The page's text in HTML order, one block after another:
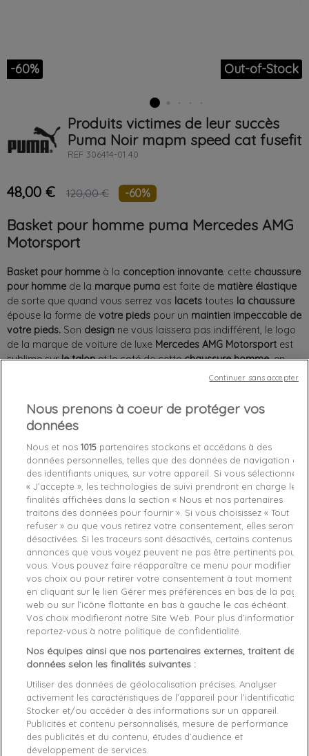
-60% Out-of-Stock
Produits victimes de leur succès
Puma Noir mapm speed cat fusefit
REF 306414-01 40
48,00 € 120,00 € -60%
Basket pour homme puma Mercedes AMG
Motorsport
Basket pour homme à la conception innovante. cette chaussure
pour homme de la marque puma est faite de matière élastique
de sorte que quand vous serrez vos lacets toutes la chaussure
épouse la forme de votre pieds pour un maintien impeccable de
votre pieds. Son design ne vous laissera pas indifférent, le logo
de la marque de voiture de luxe Mercedes AMG Motorsport est
sublime surle talonet le coté de cettechaussure homme,en
Out-of-Stock
Je craque ! favorite_border
Livraison gratuite *
Retours sous 100 jours
Produit certifié authentique
Caractéristiques produit
Description Détails du produit
Article: Basket Puma MAPM Speed Cat Fusefit
Reference: 306414-01
Manufacture: Puma
Product category: Hommes
Nous prenons à coeur de protéger vos
données
Nous et nos1015 partenaires stockons et accédons à des
données personnelles, telles que des données de navigation ou
des identifiants uniques, sur votre appareil. Si vous sélectionnez
« J’accepte », les technologies de suivi prendront en charge les
finalités affichées dans la section « Nous et nos partenaires
traitons des données pour fournir ». Si vous choisissez « Tout
refuser » ou que vous retirez votre consentement, elles seront
désactivées. Si les traceurs sont désactivés, certains contenus et
annonces que vous voyez peuvent ne pas être pertinents pour
vous. Vous pouvez faire réapparaître ce menu pour modifier
vos choix ou pour retirer votre consentement à tout moment
en cliquant sur le lien Gérer mes préférences en bas de la page
web ou sur l’icône flottante en bas à gauche le cas échéant.
Vos choix modifieront notre Site Web. Pour plus d’informations,
reportez-vous à notre politique de confidentialité.
Nos équipes ainsi que nos partenaires externes, traitent des
données selon les finalités suivantes :
Utiliser des données de géolocalisation précises. Analyser
activement les caractéristiques de l’appareil pour l’identification.
Stocker et/ou accéder à des informations sur un appareil.
Publicités et contenu personnalisés, mesure de performance
des publicités et du contenu, études d’audience et
développement de services.
Continuer sans accepter